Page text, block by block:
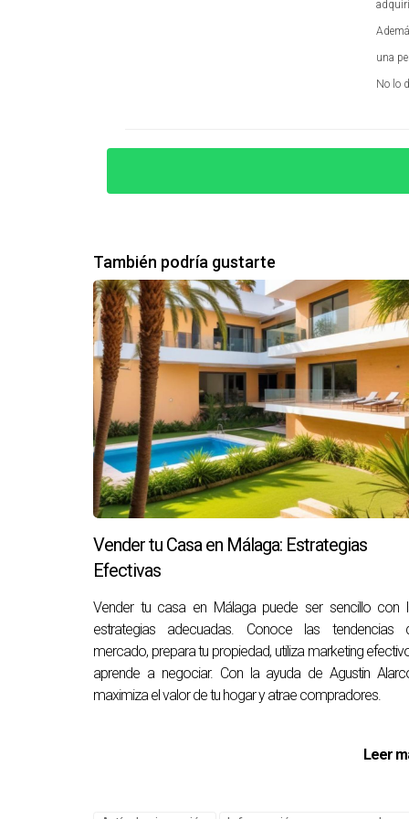
Las vistas son uno de los aspectos más
montaña, asegúrate de resaltarlas durante
punto a favor. Si no tienes vistas naturales
decoración estratégica y buena iluminación.
Para ilustrar cómo estas reformas pueden
Apartamento en La Malagueta:
aumentar el alquiler mensual en un
Dúplex en Teatinos:La adición de una
del clima malagueño. Como resultado,
Estos ejemplos demuestran cómo las
CONSULTA GRATUITA - WHATSAPP
Conclusión
Invertir en reformas estratégicas puede ser la
mejorar el aislamiento y crear espacios
cambios resonarán más con tu público
cómo llevar a cabo estas reformas
información sobre cómo mejorar tu propiedad
Preguntas frecuentes
¿Cuánto puedo esperar aumentar el
Las reformas bien planificadas pueden
¿Es rentable invertir en aislamiento?
una
No lo
También podría gustarte
Vender tu Casa en Málaga: Estrategias
Efectivas
Vender tu casa en Málaga puede ser sencillo con
estrategias adecuadas. Conoce las tendencias
mercado, prepara tu propiedad, utiliza marketing
aprende a negociar. Con la ayuda de Agustin
maximiza el valor de tu hogar y atrae compradores.
Leer